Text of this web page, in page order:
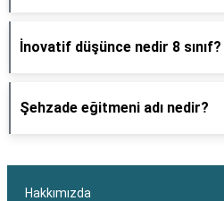
İnovatif düşünce nedir 8 sınıf?
Şehzade eğitmeni adı nedir?
Hakkımızda